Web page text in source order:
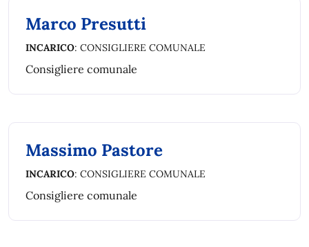
Marco Presutti
INCARICO: CONSIGLIERE COMUNALE
Consigliere comunale
Massimo Pastore
INCARICO: CONSIGLIERE COMUNALE
Consigliere comunale